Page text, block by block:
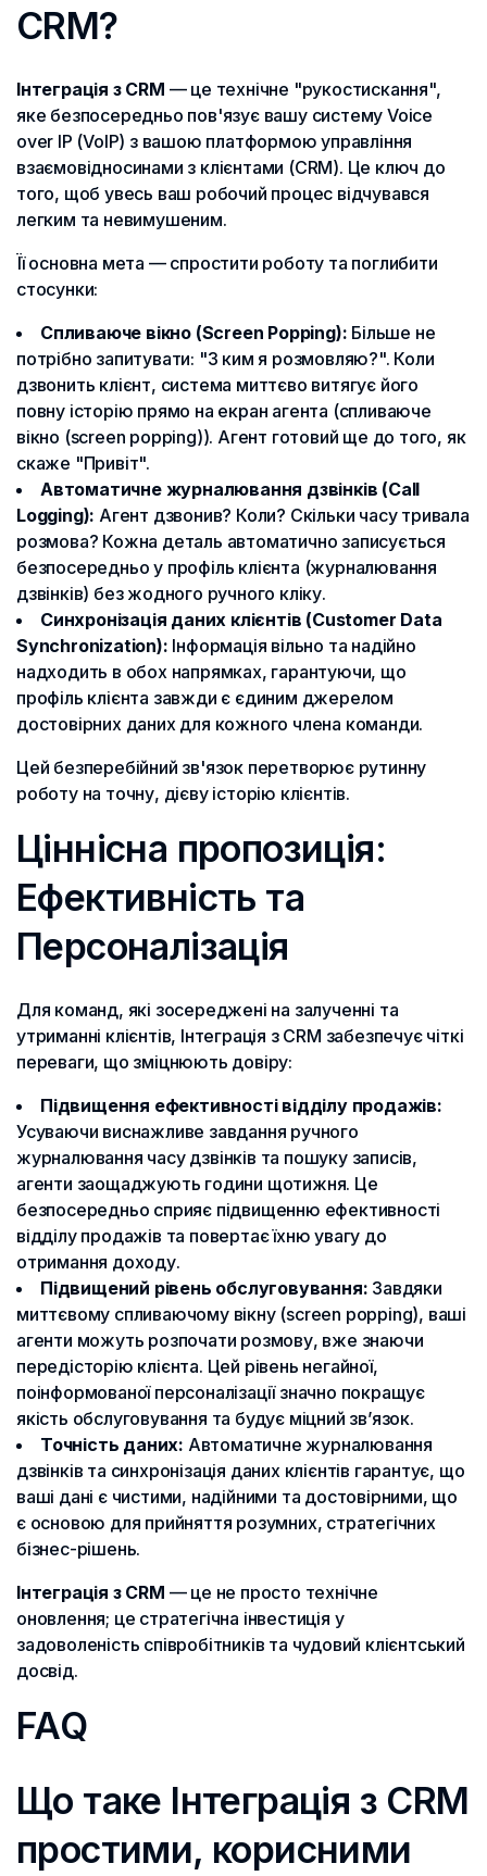
CRM?
Інтеграція з CRM — це технічне "рукостискання",
яке безпосередньо пов'язує вашу систему Voice
over IP (VoIP) з вашою платформою управління
взаємовідносинами з клієнтами (CRM). Це ключ до
того, щоб увесь ваш робочий процес відчувався
легким та невимушеним.
Її основна мета — спростити роботу та поглибити
стосунки:
Спливаюче вікно (Screen Popping): Більше не
потрібно запитувати: "З ким я розмовляю?". Коли
дзвонить клієнт, система миттєво витягує його
повну історію прямо на екран агента (спливаюче
вікно (screen popping)). Агент готовий ще до того, як
скаже "Привіт".
Автоматичне журналювання дзвінків (Call
Logging): Агент дзвонив? Коли? Скільки часу тривала
розмова? Кожна деталь автоматично записується
безпосередньо у профіль клієнта (журналювання
дзвінків) без жодного ручного кліку.
Синхронізація даних клієнтів (Customer Data
Synchronization): Інформація вільно та надійно
надходить в обох напрямках, гарантуючи, що
профіль клієнта завжди є єдиним джерелом
достовірних даних для кожного члена команди.
Цей безперебійний зв'язок перетворює рутинну
роботу на точну, дієву історію клієнтів.
Ціннісна пропозиція:
Ефективність та
Персоналізація
Для команд, які зосереджені на залученні та
утриманні клієнтів, Інтеграція з CRM забезпечує чіткі
переваги, що зміцнюють довіру:
Підвищення ефективності відділу продажів:
Усуваючи виснажливе завдання ручного
журналювання часу дзвінків та пошуку записів,
агенти заощаджують години щотижня. Це
безпосередньо сприяє підвищенню ефективності
відділу продажів та повертає їхню увагу до
отримання доходу.
Підвищений рівень обслуговування: Завдяки
миттєвому спливаючому вікну (screen popping), ваші
агенти можуть розпочати розмову, вже знаючи
передісторію клієнта. Цей рівень негайної,
поінформованої персоналізації значно покращує
якість обслуговування та будує міцний зв’язок.
Точність даних: Автоматичне журналювання
дзвінків та синхронізація даних клієнтів гарантує, що
ваші дані є чистими, надійними та достовірними, що
є основою для прийняття розумних, стратегічних
бізнес-рішень.
Інтеграція з CRM — це не просто технічне
оновлення; це стратегічна інвестиція у
задоволеність співробітників та чудовий клієнтський
досвід.
FAQ
Що таке Інтеграція з CRM
простими, корисними